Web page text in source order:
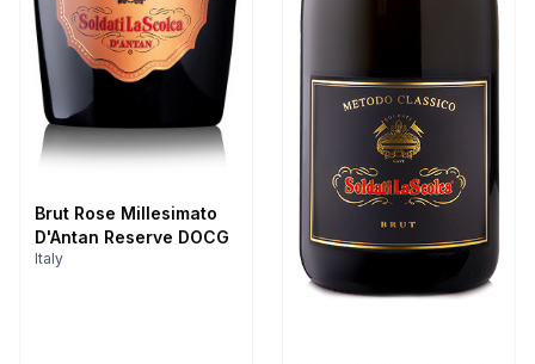
Brut Rose Millesimato
D'Antan Reserve DOCG
Italy